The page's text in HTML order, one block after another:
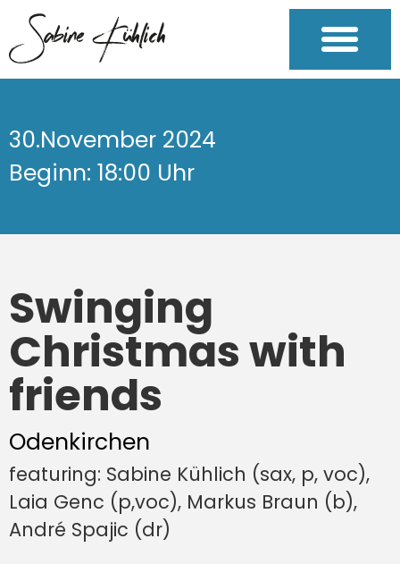
30.November 2024
Beginn: 18:00 Uhr
Swinging
Christmas with
friends
Odenkirchen
featuring: Sabine Kühlich (sax, p, voc),
Laia Genc (p,voc), Markus Braun (b),
André Spajic (dr)